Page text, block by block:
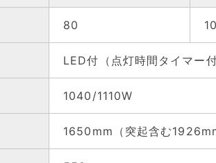
80
LED付（点灯時間タイマー付
1040/1110W
1650mm（突起含む